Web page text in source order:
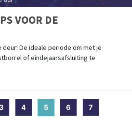
VOOR DE
De ideale periode om met je
of eindejaarsafsluiting te
4 5(current)
6 7